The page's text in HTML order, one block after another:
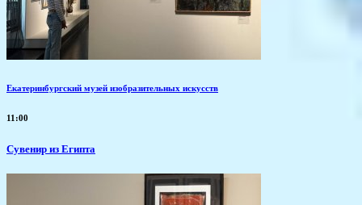
Екатеринбургский музей изобразительных искусств
11:00
Сувенир из Египта